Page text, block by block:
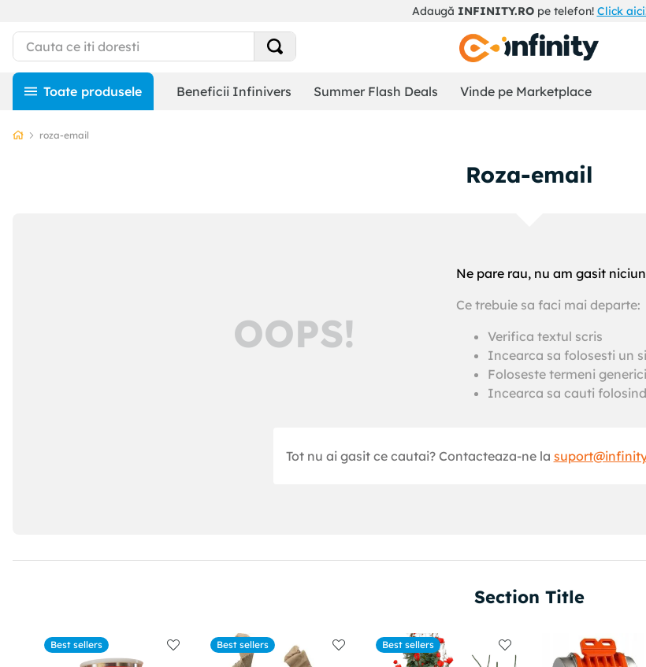
Adaugă INFINITY.ROpe telefon! Click
Beneficii Infinivers Summer Flash Deals Vinde pe Marketplace
roza-email
roza-email
OOPS!
Ne pare rau, nu am gasit
Ce trebuie sa faci mai departe:
Verifica textul scris
Incearca sa folosesti un
Foloseste termeni
Incearca sa cauti
Tot nu ai gasit ce cautai? Contacteaza-ne la
Section Title
Best sellers Best sellers Best sellers